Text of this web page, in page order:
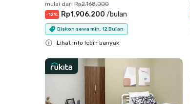
mulai dari Rp2.168.000
-12% Rp1.906.200 /bulan
Diskon sewa min. 12 Bulan
Lihat info lebih banyak